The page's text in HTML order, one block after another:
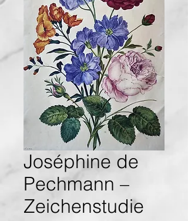
Joséphine de
Pechmann –
Zeichenstudie